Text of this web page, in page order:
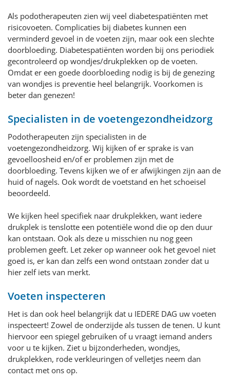
Als podotherapeuten zien wij veel diabetespatiënten met
risicovoeten. Complicaties bij diabetes kunnen een
verminderd gevoel in de voeten zijn, maar ook een slechte
doorbloeding. Diabetespatiënten worden bij ons periodiek
gecontroleerd op wondjes/drukplekken op de voeten.
Omdat er een goede doorbloeding nodig is bij de genezing
van wondjes is preventie heel belangrijk. Voorkomen is
beter dan genezen!
Specialisten in de voetengezondheidzorg
Podotherapeuten zijn specialisten in de
voetengezondheidzorg. Wij kijken of er sprake is van
gevoelloosheid en/of er problemen zijn met de
doorbloeding. Tevens kijken we of er afwijkingen zijn aan de
huid of nagels. Ook wordt de voetstand en het schoeisel
beoordeeld.
We kijken heel specifiek naar drukplekken, want iedere
drukplek is tenslotte een potentiële wond die op den duur
kan ontstaan. Ook als deze u misschien nu nog geen
problemen geeft. Let zeker op wanneer ook het gevoel niet
goed is, er kan dan zelfs een wond ontstaan zonder dat u
hier zelf iets van merkt.
Voeten inspecteren
Het is dan ook heel belangrijk dat u IEDERE DAG uw voeten
inspecteert! Zowel de onderzijde als tussen de tenen. U kunt
hiervoor een spiegel gebruiken of u vraagt iemand anders
voor u te kijken. Ziet u bijzonderheden, wondjes,
drukplekken, rode verkleuringen of velletjes neem dan
contact met ons op.